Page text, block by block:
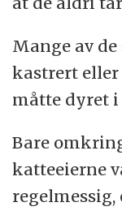
Mange av
kastrert eller
måtte dyret i
Bare
katteeierne
regelmessig,